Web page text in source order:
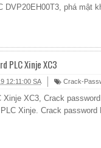
DVP20EH00T3, phá mật
PLC Xinje XC3
12:11:00 SA Crack-
Xinje XC3, Crack
Xinje. Crack password